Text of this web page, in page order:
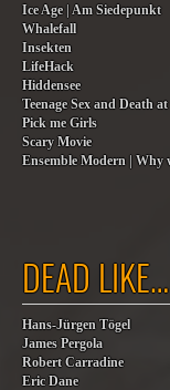
Ice Age | Am Siedepunkt
Whalefall
Insekten
LifeHack
Hiddensee
Teenage Sex and Death
Pick me Girls
Scary Movie
Ensemble Modern | Why
DEAD LIKE…
Hans-Jürgen Tögel
James Pergola
Robert Carradine
Eric Dane